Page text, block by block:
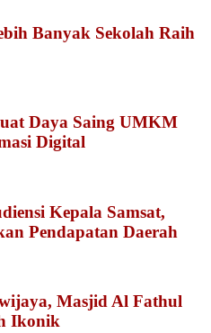
Banyak Sekolah Raih
Daya Saing UMKM
Digital
Kepala Samsat,
Pendapatan Daerah
Masjid Al Fathul
Ikonik